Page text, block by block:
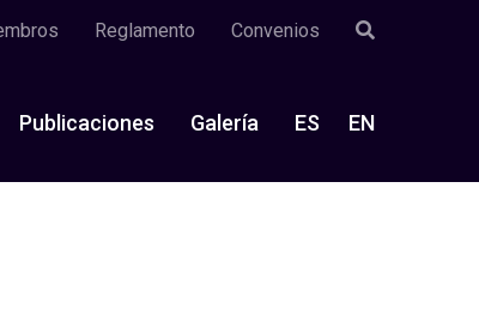
Reglamento Convenios
Publicaciones Galería ES EN